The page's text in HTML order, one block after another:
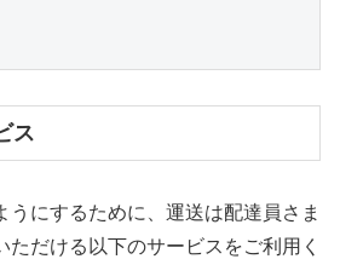
ス
うにするために、運送は配達員さま
ただける以下のサービスをご利用く